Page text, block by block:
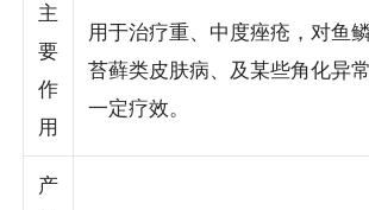
主
要
作
用
用于治疗重、中度痤疮，对鱼
苔藓类皮肤病、及某些角化异
一定疗效。
产